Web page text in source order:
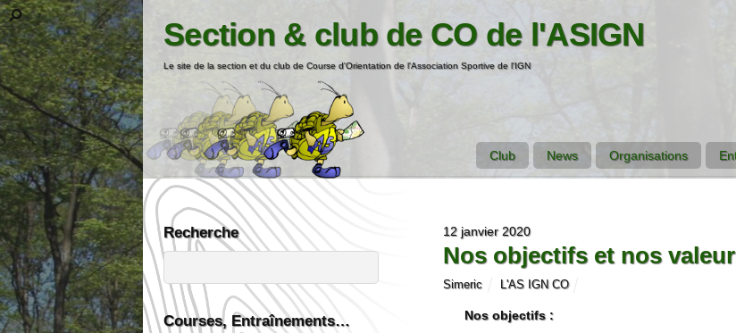
Section & club de CO de l'ASIGN
Le site de la section et du club de Course d'Orientation de l'Association Sportive de l'IGN
Club News Organisations
12 janvier 2020
Nos objectifs et nos
Simeric L'AS IGN CO
Nos objectifs :
Recherche
Courses, Entraînements…